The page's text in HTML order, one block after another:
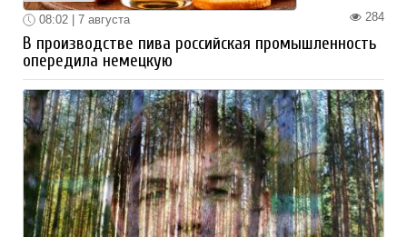
284
08:02 | 7 августа
В производстве пива российская промышленность
опередила немецкую